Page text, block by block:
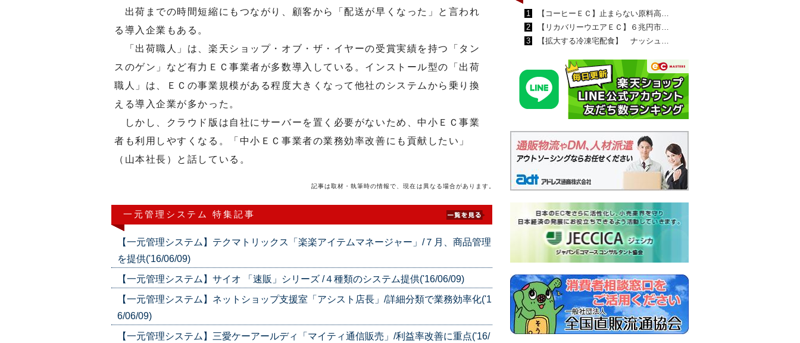
出荷までの時間短縮にもつながり、顧客から「配送が早くなった」と言われ
る導入企業もある。
「出荷職人」は、楽天ショップ・オブ・ザ・イヤーの受賞実績を持つ「タン
スのゲン」など有力ＥＣ事業者が多数導入している。インストール型の「出荷
職人」は、ＥＣの事業規模がある程度大きくなって他社のシステムから乗り換
える導入企業が多かった。
しかし、クラウド版は自社にサーバーを置く必要がないため、中小ＥＣ事業
者も利用しやすくなる。「中小ＥＣ事業者の業務効率改善にも貢献したい」
（山本社長）と話している。
記事は取材・執筆時の情報で、現在は異なる場合があります。
一元管理システム 特集記事
【一元管理システム】テクマトリックス「楽楽アイテムマネージャー」/７月、商品管理
を提供('16/06/09)
【一元管理システム】サイオ 「速販」シリーズ /４種類のシステム提供('16/06/09)
【一元管理システム】ネットショップ支援室「アシスト店長」/詳細分類で業務効率化('1
6/06/09)
【一元管理システム】三愛ケーアールディ「マイティ通信販売」/利益率改善に重点('16/
1
【コーヒーＥＣ】止まらない原料高…
2
【リカバリーウエアＥＣ】６兆円市…
3
【拡大する冷凍宅配食】 ナッシュ…